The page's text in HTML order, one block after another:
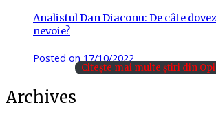
Analistul Dan Diaconu: De câte
nevoie?
Posted on 17/10/2022
Citește mai multe știri din
Archives